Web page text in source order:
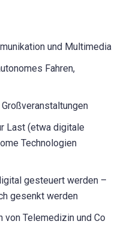
und Multimedia
Fahren,
Last (etwa digitale
Technologien
gesteuert werden –
gesenkt werden
von Telemedizin und Co